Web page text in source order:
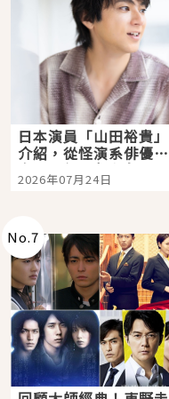
日本演員「山田裕貴」
介紹，從怪演系俳優走
向國民級日劇主角
2026年07月24日
No.7